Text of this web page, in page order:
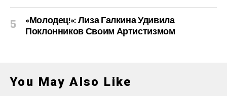
«Молодец!»: Лиза Галкина Удивила
Поклонников Своим Артистизмом
You May Also Like